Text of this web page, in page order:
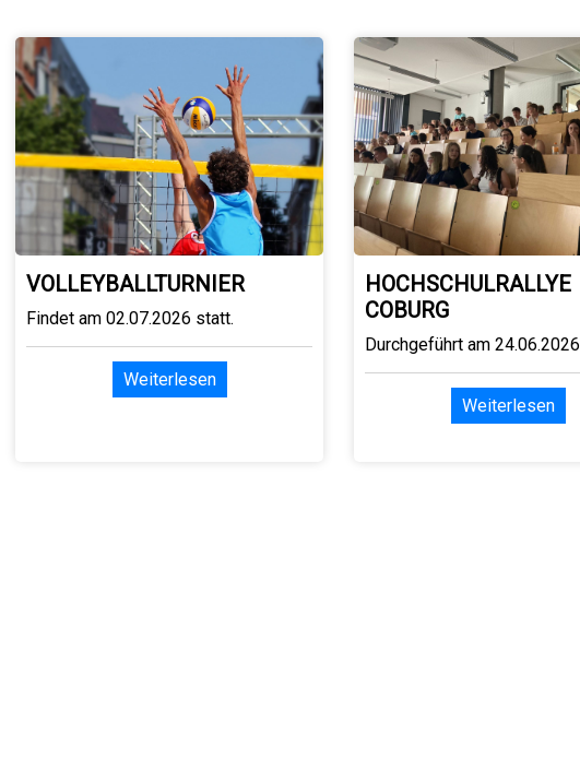
VOLLEYBALLTURNIER
Findet am 02.07.2026 statt.
Weiterlesen
HOCHSCHULRALLYE
COBURG
Durchgeführt am 24.06.2026
Weiterlesen